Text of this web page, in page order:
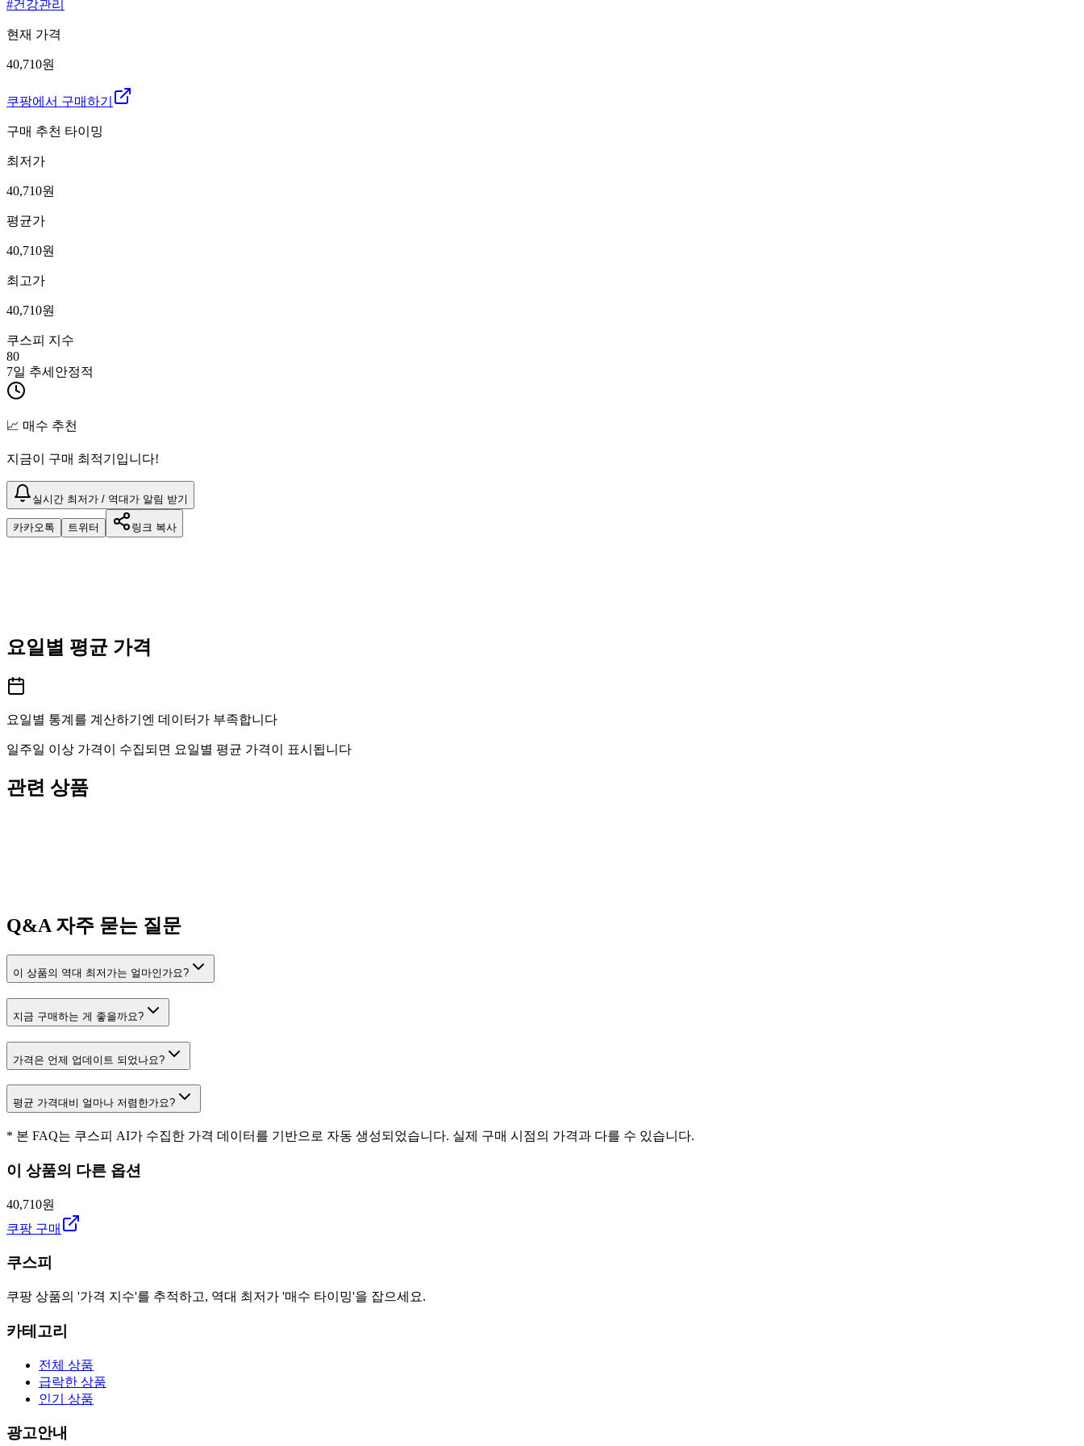
#건강관리
현재 가격
40,710원
쿠팡에서 구매하기
구매 추천 타이밍
최저가
40,710원
평균가
40,710원
최고가
40,710원
쿠스피 지수
80
7일 추세 안정적
📈 매수 추천
지금이 구매 최적기입니다!
실시간 최저가 / 역대가 알림 받기
카카오톡 트위터 링크 복사
요일별 평균 가격
요일별 통계를 계산하기엔 데이터가 부족합니다
일주일 이상 가격이 수집되면 요일별 평균 가격이 표시됩니다
관련 상품
Q&A자주 묻는 질문
이 상품의 역대 최저가는 얼마인가요?
지금 구매하는 게 좋을까요?
가격은 언제 업데이트 되었나요?
평균 가격대비 얼마나 저렴한가요?
* 본 FAQ는 쿠스피 AI가 수집한 가격 데이터를 기반으로 자동 생성되었습니다. 실제 구매 시점의 가격과 다를 수 있습니다.
이 상품의 다른 옵션
40,710원
쿠팡 구매
쿠스피
쿠팡 상품의 '가격 지수'를 추적하고, 역대 최저가 '매수 타이밍'을 잡으세요.
카테고리
전체 상품
급락한 상품
인기 상품
광고안내